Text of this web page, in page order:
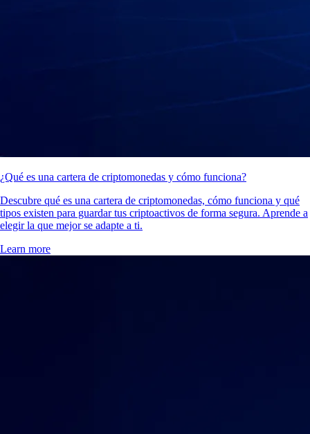
¿Qué es una cartera de criptomonedas y cómo funciona?
Descubre qué es una cartera de criptomonedas, cómo funciona y qué
tipos existen para guardar tus criptoactivos de forma segura. Aprende a
elegir la que mejor se adapte a ti.
Learn more